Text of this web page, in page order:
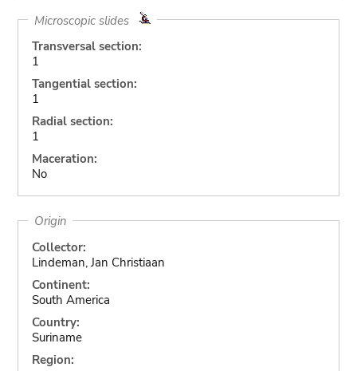
Microscopic slides
Transversal section:
1
Tangential section:
1
Radial section:
1
Maceration:
No
Origin
Collector:
Lindeman, Jan Christiaan
Continent:
South America
Country:
Suriname
Region: